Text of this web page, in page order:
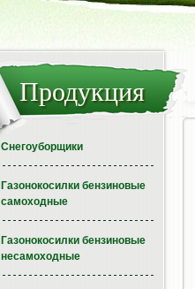
Продукция
Снегоуборщики
Газонокосилки бензиновые
самоходные
Газонокосилки бензиновые
несамоходные